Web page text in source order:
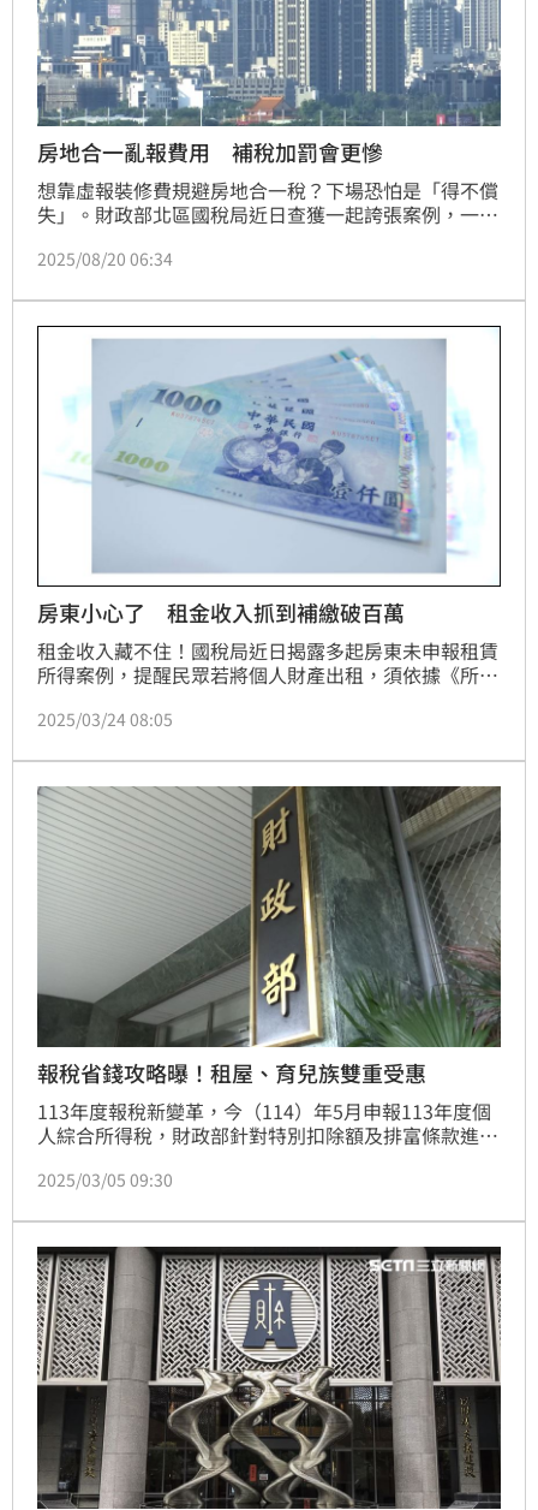
房地合一亂報費用 補稅加罰會更慘
想靠虛報裝修費規避房地合一稅？下場恐怕是「得不償
失」。財政部北區國稅局近日查獲一起誇張案例，一名
立的「不實發票」虛報修繕費用，企圖大幅降低應納稅
一倍，合計吞下135萬元的稅單，血本無歸。
2025/08/20 06:34
房東小心了 租金收入抓到補繳破百萬
租金收入藏不住！國稅局近日揭露多起房東未申報租賃
所得案例，提醒民眾若將個人財產出租，須依據《所得
法申報繳稅，否則將面臨補稅與罰鍰雙重處分。
2025/03/24 08:05
報稅省錢攻略曝！租屋、育兒族雙重受惠
113年度報稅新變革，今（114）年5月申報113年度個
人綜合所得稅，財政部針對特別扣除額及排富條款進行
租屋族首次可享房租扣除，但符合特定條件者仍無法適
2025/03/05 09:30